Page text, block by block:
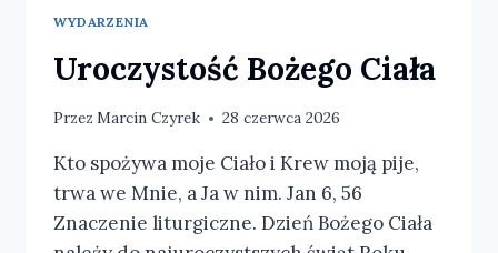
WYDARZENIA
Uroczystość Bożego Ciała
Przez Marcin Czyrek 28 czerwca 2026
Kto spożywa moje Ciało i Krew moją pije,
trwa we Mnie, a Ja w nim. Jan 6, 56
Znaczenie liturgiczne. Dzień Bożego Ciała